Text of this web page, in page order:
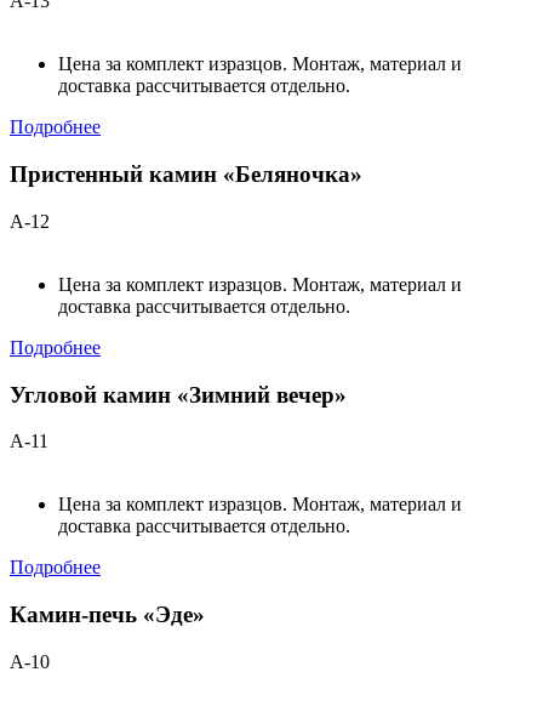
Цена за комплект изразцов. Монтаж, материал и
доставка рассчитывается отдельно.
Подробнее
Пристенный камин «Беляночка»
А-12
Цена за комплект изразцов. Монтаж, материал и
доставка рассчитывается отдельно.
Подробнее
Угловой камин «Зимний вечер»
А-11
Цена за комплект изразцов. Монтаж, материал и
доставка рассчитывается отдельно.
Подробнее
Камин-печь «Эде»
А-10